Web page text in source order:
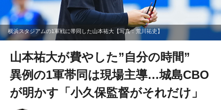
横浜スタジアムの1軍戦に帯同した山本祐大【写真：荒川祐史】
山本祐大が費やした”自分の時間”
異例の1軍帯同は現場主導…城島CBO
が明かす「小久保監督がそれだけ」